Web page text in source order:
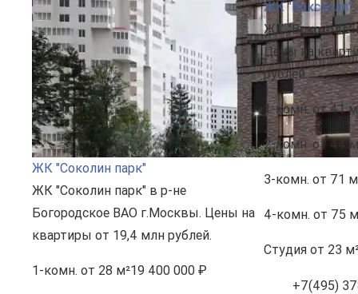
ЖК "Соколин парк"
ЖК "Соколин парк" в р-не
Богородское ВАО г.Москвы. Цены на
квартиры от 19,4 млн рублей.
1-комн. от 28 м²19 400 000 ₽
ЖК "Воксхолл"
ЖК "Воксхолл"
Цены на
рублей.
1-комн.от 41
2-комн. от 44
3-комн. от 71
4-комн. от 75
Студия от 23
+7(495)